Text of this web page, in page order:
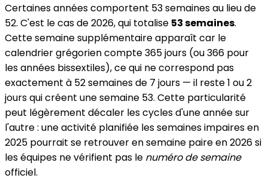
Certaines années comportent 53 semaines au lieu de
52. C'est le cas de 2026, qui totalise 53 semaines.
Cette semaine supplémentaire apparaît car le
calendrier grégorien compte 365 jours (ou 366 pour
les années bissextiles), ce qui ne correspond pas
exactement à 52 semaines de 7 jours — il reste 1 ou 2
jours qui créent une semaine 53. Cette particularité
peut légèrement décaler les cycles d'une année sur
l'autre : une activité planifiée les semaines impaires en
2025 pourrait se retrouver en semaine paire en 2026 si
les équipes ne vérifient pas le numéro de semaine
officiel.